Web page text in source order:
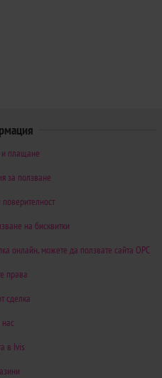
и плащане
за ползване
поверителност
на бисквитки
онлайн, можете да ползвате сайта ОРС
права
сделка
в Ivis